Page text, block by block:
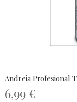
Andreia Profesional
6,99 €